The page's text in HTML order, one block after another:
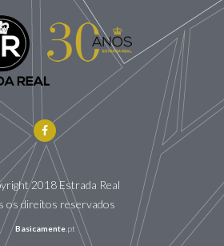
2018 Estrada Real
os direitos reservados
Basicamente.pt